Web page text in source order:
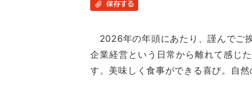
保存する
2026年の年頭にあたり、謹んでご
企業経営という日常から離れて感じ
す。美味しく食事ができる喜び。自